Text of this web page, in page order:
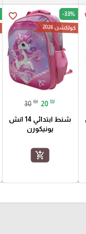
favorite_border -33%
كولكشن 2026
30 ₪ 20 ₪
شنط ابتدائي 14 انش
يونيكورن
add_shopping_cart